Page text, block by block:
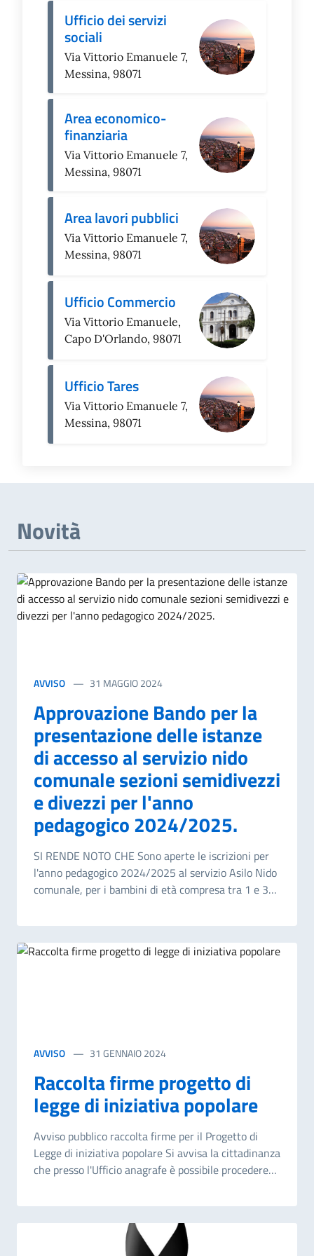
Ufficio dei servizi
sociali
Via Vittorio Emanuele 7,
Messina, 98071
Area economico-
finanziaria
Via Vittorio Emanuele 7,
Messina, 98071
Area lavori pubblici
Via Vittorio Emanuele 7,
Messina, 98071
Ufficio Commercio
Via Vittorio Emanuele,
Capo D'Orlando, 98071
Ufficio Tares
Via Vittorio Emanuele 7,
Messina, 98071
Novità
AVVISO 31 MAGGIO 2024
Approvazione Bando per la
presentazione delle istanze
di accesso al servizio nido
comunale sezioni semidivezzi
e divezzi per l'anno
pedagogico 2024/2025.
SI RENDE NOTO CHE Sono aperte le iscrizioni per
l'anno pedagogico 2024/2025 al servizio Asilo Nido
comunale, per i bambini di età compresa tra 1 e 3
entro il 31 Dicembre, si intende prorogata fino alla
scadenza dello stesso periodo. Per l'accesso al
servizio nido per l'anno pedagogico 2024/2025 si
educatore/bambino.
AVVISO 31 GENNAIO 2024
Raccolta firme progetto di
legge di iniziativa popolare
Avviso pubblico raccolta firme per il Progetto di
Legge di iniziativa popolare Si avvisa la cittadinanza
che presso l'Ufficio anagrafe è possibile procedere
per le seguenti proposte di legge di iniziativa
popolare, qui di seguito elencati: DIRITTO ALLA
LIBERTA'DI PAGAMENTO IN CONTANTI. All'art.